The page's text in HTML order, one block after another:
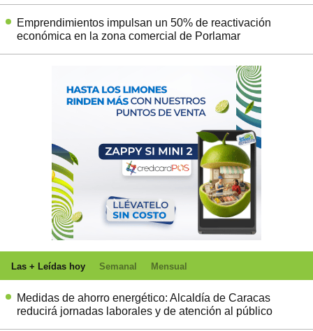
Emprendimientos impulsan un 50% de reactivación
económica en la zona comercial de Porlamar
Las + Leídas hoy Semanal Mensual
Medidas de ahorro energético: Alcaldía de Caracas
reducirá jornadas laborales y de atención al público